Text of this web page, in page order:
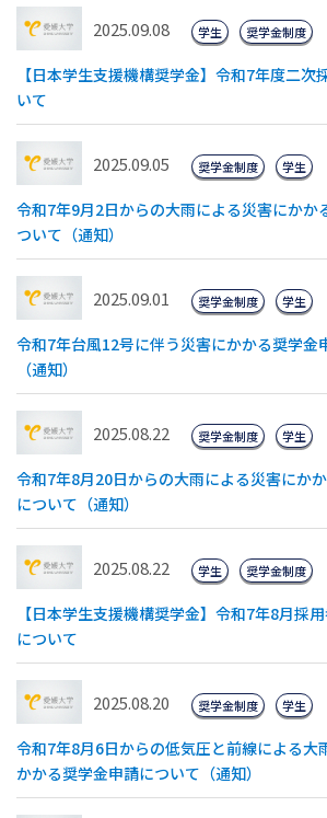
2025.09.08
【日本学生支援機構奨学金】令和7年度二次
いて
学生 奨学金制度
2025.09.05
令和7年9月2日からの大雨による災害にかか
ついて（通知）
奨学金制度 学生
2025.09.01
令和7年台風12号に伴う災害にかかる奨学金
（通知）
奨学金制度 学生
2025.08.22
令和7年8月20日からの大雨による災害にか
について（通知）
奨学金制度 学生
2025.08.22
【日本学生支援機構奨学金】令和7年8月採
について
学生 奨学金制度
2025.08.20
令和7年8月6日からの低気圧と前線による大
かかる奨学金申請について（通知）
奨学金制度 学生